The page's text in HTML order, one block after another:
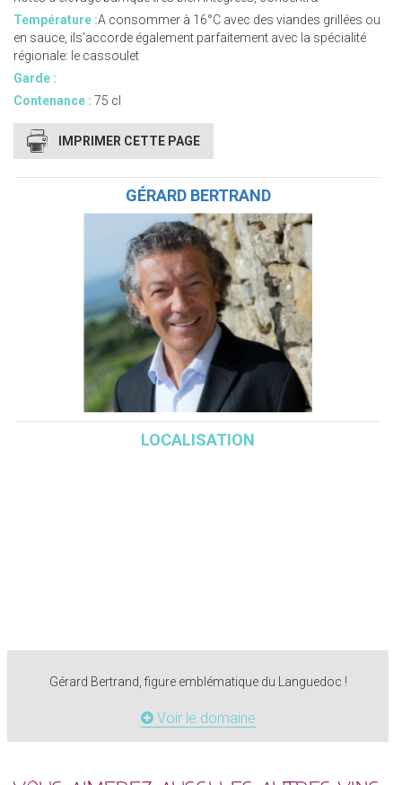
Température :A consommer à 16°C avec des viandes grillées ou
en sauce, ils’accorde également parfaitement avec la spécialité
régionale: le cassoulet
Garde :
Contenance : 75 cl
IMPRIMER CETTE PAGE
GÉRARD BERTRAND
LOCALISATION
Gérard Bertrand, figure emblématique du Languedoc !
Voir le domaine